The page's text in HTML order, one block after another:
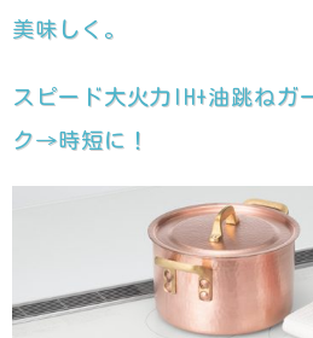
美味しく。
スピード大火力IH+油跳ねガ
ク→時短に！